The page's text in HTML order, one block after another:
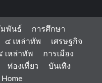
มพันธ์
การศึกษา
๔ เหล่าทัพ
เศรษฐกิจ
เหล่าทัพ
การเมือง
ท่องเที่ยว
บันเทิง
Home